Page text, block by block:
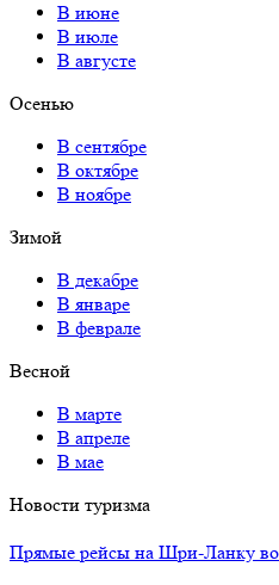
В июне
В июле
В августе
Осенью
В сентябре
В октябре
В ноябре
Зимой
В декабре
В январе
В феврале
Весной
В марте
В апреле
В мае
Новости туризма
Прямые рейсы на Шри-Ланку